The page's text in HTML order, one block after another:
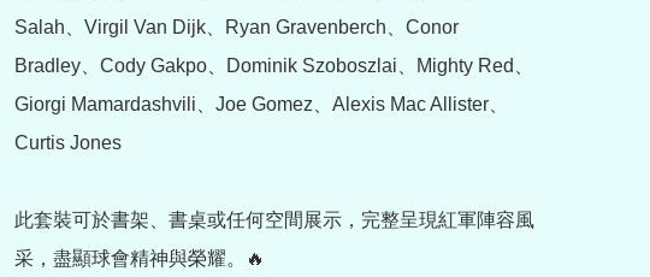
Salah、Virgil Van Dijk、Ryan Gravenberch、Conor
Bradley、Cody Gakpo、Dominik Szoboszlai、Mighty Red、
Giorgi Mamardashvili、Joe Gomez、Alexis Mac Allister、
Curtis Jones
此套裝可於書架、書桌或任何空間展示，完整呈現紅軍陣容風
采，盡顯球會精神與榮耀。🔥